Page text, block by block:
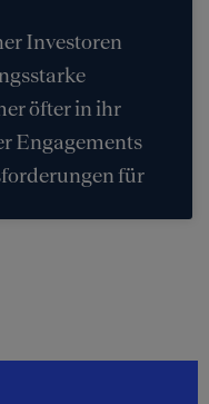
Investoren
öfter in ihr
Engagements
für